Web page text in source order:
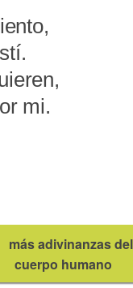
mi.
más adivinanzas del
cuerpo humano